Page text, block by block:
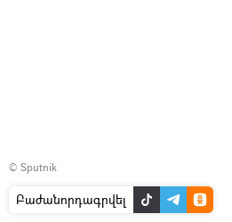
© Sputnik
Բաժանորդագրվել